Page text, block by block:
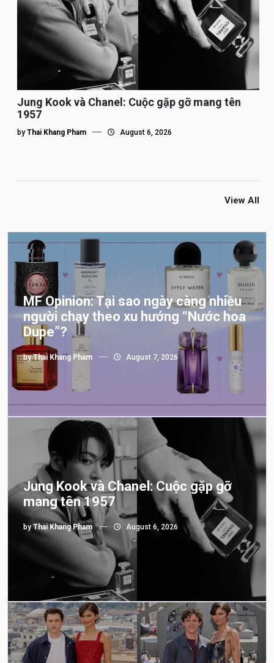
Jung Kook và Chanel: Cuộc gặp gỡ mang tên
1957
by Thai Khang Pham August 6, 2026
View All
MF Opinion: Tại sao ngày càng nhiều
người chạy theo xu hướng “Nước hoa
Dupe”?
byThai Khang Pham August 7, 2026
Jung Kook và Chanel: Cuộc gặp gỡ
mang tên 1957
byThai Khang Pham August 6, 2026